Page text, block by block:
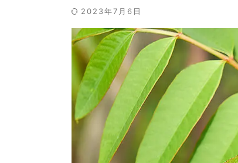
2023年7月6日